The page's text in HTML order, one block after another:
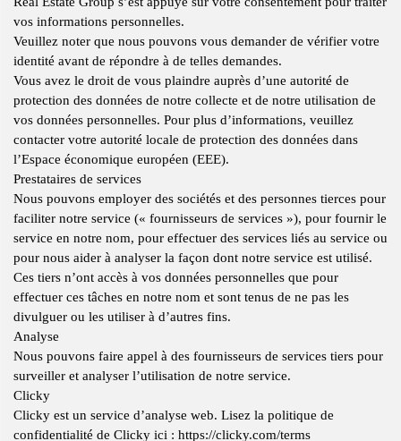
vos informations personnelles.
Veuillez noter que nous pouvons vous demander de vérifier votre
identité avant de répondre à de telles demandes.
Vous avez le droit de vous plaindre auprès d’une autorité de
protection des données de notre collecte et de notre utilisation de
vos données personnelles. Pour plus d’informations, veuillez
contacter votre autorité locale de protection des données dans
l’Espace économique européen (EEE).
Prestataires de services
Nous pouvons employer des sociétés et des personnes tierces pour
faciliter notre service (« fournisseurs de services »), pour fournir le
service en notre nom, pour effectuer des services liés au service ou
pour nous aider à analyser la façon dont notre service est utilisé.
Ces tiers n’ont accès à vos données personnelles que pour
effectuer ces tâches en notre nom et sont tenus de ne pas les
divulguer ou les utiliser à d’autres fins.
Analyse
Nous pouvons faire appel à des fournisseurs de services tiers pour
surveiller et analyser l’utilisation de notre service.
Clicky
Clicky est un service d’analyse web. Lisez la politique de
confidentialité de Clicky ici : https://clicky.com/terms